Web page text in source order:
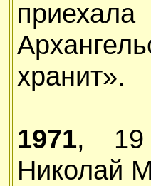
хранит».
1971, 19
Николай